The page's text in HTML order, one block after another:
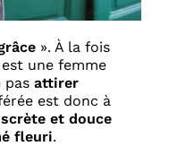
». À la fois
une femme
pas attirer
est donc à
et douce
fleuri.